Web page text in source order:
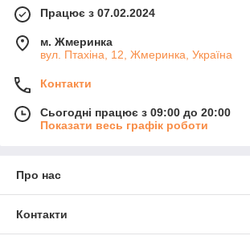
Працює з 07.02.2024
м. Жмеринка
вул. Птахіна, 12, Жмеринка, Україна
Контакти
Сьогодні працює з 09:00 до 20:00
Показати весь графік роботи
Про нас
Контакти